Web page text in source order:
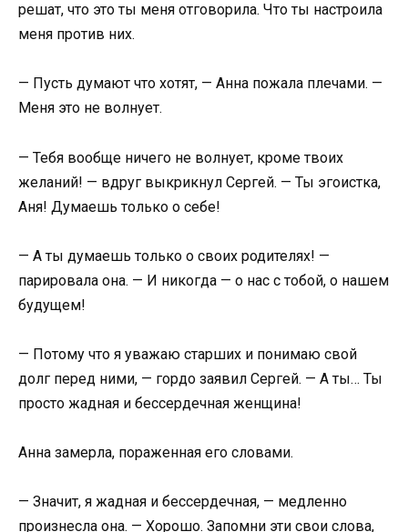
решат, что это ты меня отговорила. Что ты настроила
меня против них.
— Пусть думают что хотят, — Анна пожала плечами. —
Меня это не волнует.
— Тебя вообще ничего не волнует, кроме твоих
желаний! — вдруг выкрикнул Сергей. — Ты эгоистка,
Аня! Думаешь только о себе!
— А ты думаешь только о своих родителях! —
парировала она. — И никогда — о нас с тобой, о нашем
будущем!
— Потому что я уважаю старших и понимаю свой
долг перед ними, — гордо заявил Сергей. — А ты… Ты
просто жадная и бессердечная женщина!
Анна замерла, пораженная его словами.
— Значит, я жадная и бессердечная, — медленно
произнесла она. — Хорошо. Запомни эти свои слова,